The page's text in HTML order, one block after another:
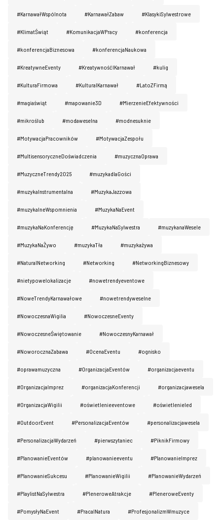
#KarnawałWspólnota #KarnawałZabaw #KlasykiSylwestrowe
#KlimatŚwiąt #KomunikacjaWPracy #konferencja
#konferencjaBiznesowa #konferencjaNaukowa
#KreatywneEventy #KreatywnośćIKarnawał #kulig
#KulturaFirmowa #KulturaIKarnawał #LatoZFirmą
#magiaświąt #mapowanie3D #MierzenieEfektywności
#mikroślub #modaweselna #modnesuknie
#MotywacjaPracowników #MotywacjaZespołu
#MultisensoryczneDoświadczenia #muzycznaOprawa
#MuzyczneTrendy2025 #muzykadlaGości
#muzykaInstrumentalna #MuzykaJazzowa
#muzykalneWspomnienia #MuzykaNaEvent
#muzykaNaKonferencję #MuzykaNaSylwestra #muzykanaWesele
#MuzykaNaŻywo #muzykaTła #muzykażywa
#NaturaINetworking #Networking #NetworkingBiznesowy
#nietypowelokalizacje #nowetrendyeventowe
#NoweTrendyKarnawałowe #nowetrendyweselne
#NowoczesnaWigilia #NowoczesneEventy
#NowoczesneŚwiętowanie #NowoczesnyKarnawał
#NoworocznaZabawa #OcenaEventu #ognisko
#oprawamuzyczna #OrganizacjaEventów #organizacjaeventu
#OrganizacjaImprez #organizacjaKonferencji #organizacjawesela
#OrganizacjaWigilii #oświetlenieeventowe #oświetlenieled
#OutdoorEvent #PersonalizacjaEventów #personalizacjawesela
#PersonalizacjaWydarzeń #pierwszytaniec #PiknikFirmowy
#PlanowanieEventów #planowanieeventu #PlanowanieImprez
#PlanowanieSukcesu #PlanowanieWigilii #PlanowanieWydarzeń
#PlaylistNaSylwestra #PleneroweAtrakcje #PleneroweEventy
#PomysłyNaEvent #PracaINatura #ProfesjonalizmWmuzyce